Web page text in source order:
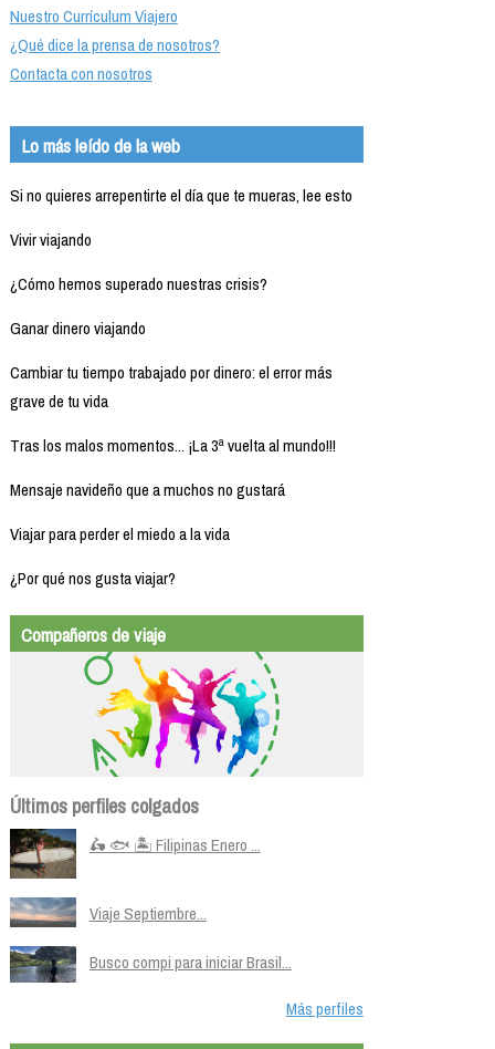
Nuestro Currículum Viajero
¿Qué dice la prensa de nosotros?
Contacta con nosotros
Lo más leído de la web
Si no quieres arrepentirte el día que te mueras, lee esto
Vivir viajando
¿Cómo hemos superado nuestras crisis?
Ganar dinero viajando
Cambiar tu tiempo trabajado por dinero: el error más
grave de tu vida
Tras los malos momentos... ¡La 3ª vuelta al mundo!!!
Mensaje navideño que a muchos no gustará
Viajar para perder el miedo a la vida
¿Por qué nos gusta viajar?
Compañeros de viaje
Últimos perfiles colgados
🛵 🐟 🏝️ Filipinas Enero ...
Viaje Septiembre...
Busco compi para iniciar Brasil...
Más perfiles